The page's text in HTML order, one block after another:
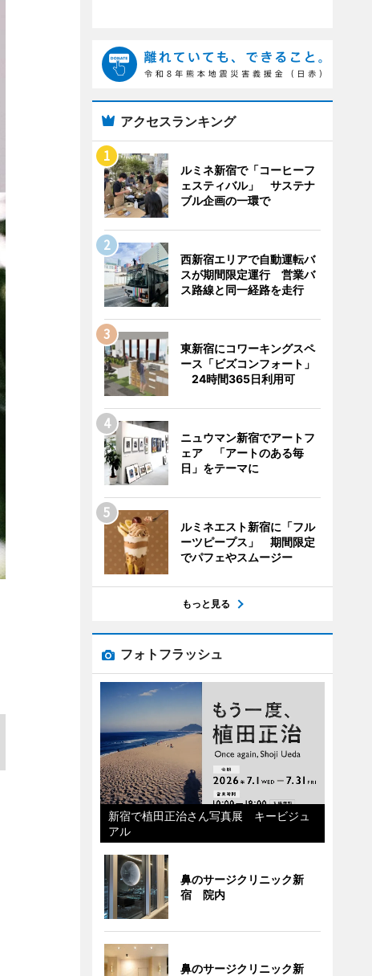
アクセスランキング
ルミネ新宿で「コーヒーフ
ェスティバル」 サステナ
ブル企画の一環で
西新宿エリアで自動運転バ
スが期間限定運行 営業バ
ス路線と同一経路を走行
東新宿にコワーキングスペ
ース「ビズコンフォート」
24時間365日利用可
ニュウマン新宿でアートフ
ェア 「アートのある毎
日」をテーマに
ルミネエスト新宿に「フル
ーツピープス」 期間限定
でパフェやスムージー
もっと見る
フォトフラッシュ
新宿で植田正治さん写真展 キービジュ
アル
鼻のサージクリニック新
宿 院内
鼻のサージクリニック新